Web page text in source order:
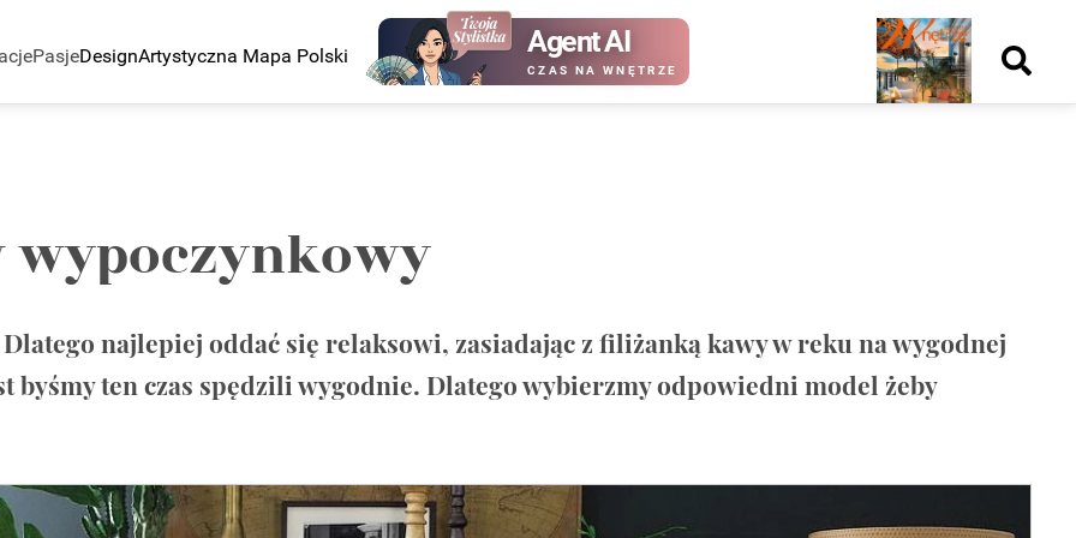
PasjeDesignArtystyczna Mapa Polski Agent AI
CZAS NA WNĘTRZE
Nowy
numer
wypoczynkowy
najlepiej oddać się relaksowi, zasiadając z filiżanką kawy w reku na wygodnej
byśmy ten czas spędzili wygodnie. Dlatego wybierzmy odpowiedni model żeby